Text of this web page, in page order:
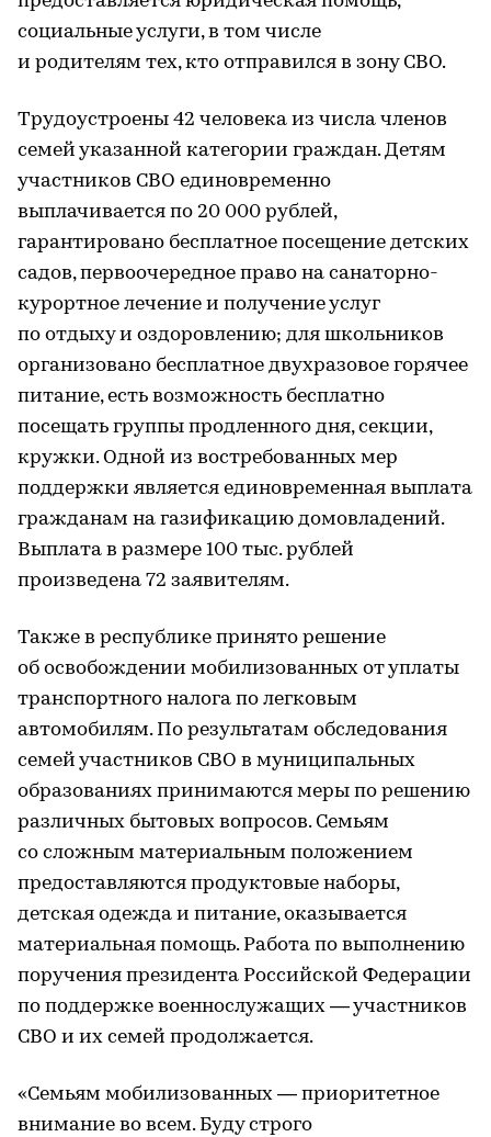
социальные услуги, в том числе
и родителям тех, кто отправился в зону СВО.
Трудоустроены 42 человека из числа членов
семей указанной категории граждан. Детям
участников СВО единовременно
выплачивается по 20 000 рублей,
гарантировано бесплатное посещение детских
садов, первоочередное право на санаторно-
курортное лечение и получение услуг
по отдыху и оздоровлению; для школьников
организовано бесплатное двухразовое горячее
питание, есть возможность бесплатно
посещать группы продленного дня, секции,
кружки. Одной из востребованных мер
поддержки является единовременная выплата
гражданам на газификацию домовладений.
Выплата в размере 100 тыс. рублей
произведена 72 заявителям.
Также в республике принято решение
об освобождении мобилизованных от уплаты
транспортного налога по легковым
автомобилям. По результатам обследования
семей участников СВО в муниципальных
образованиях принимаются меры по решению
различных бытовых вопросов. Семьям
со сложным материальным положением
предоставляются продуктовые наборы,
детская одежда и питание, оказывается
материальная помощь. Работа по выполнению
поручения президента Российской Федерации
по поддержке военнослужащих — участников
СВО и их семей продолжается.
«Семьям мобилизованных — приоритетное
внимание во всем. Буду строго